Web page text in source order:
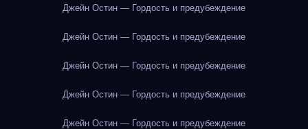
Джейн Остин — Гордость и предубеждение
Джейн Остин — Гордость и предубеждение
Джейн Остин — Гордость и предубеждение
Джейн Остин — Гордость и предубеждение
Джейн Остин — Гордость и предубеждение